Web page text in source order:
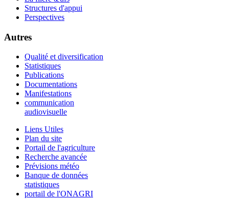
Structures d'appui
Perspectives
Autres
Qualité et diversification
Statistiques
Publications
Documentations
Manifestations
communication
audiovisuelle
Liens Utiles
Plan du site
Portail de l'agriculture
Recherche avancée
Prévisions météo
Banque de données
statistiques
portail de l'ONAGRI